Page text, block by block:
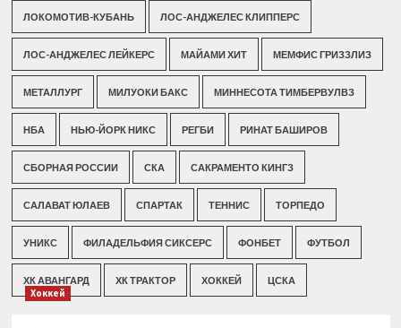
ЛОКОМОТИВ-КУБАНЬ ЛОС-АНДЖЕЛЕС КЛИППЕРС
ЛОС-АНДЖЕЛЕС ЛЕЙКЕРС МАЙАМИ ХИТ МЕМФИС ГРИЗЗЛИЗ
МЕТАЛЛУРГ МИЛУОКИ БАКС МИННЕСОТА ТИМБЕРВУЛВЗ
НБА НЬЮ-ЙОРК НИКС РЕГБИ РИНАТ БАШИРОВ
СБОРНАЯ РОССИИ СКА САКРАМЕНТО КИНГЗ
САЛАВАТ ЮЛАЕВ СПАРТАК ТЕННИС ТОРПЕДО
УНИКС ФИЛАДЕЛЬФИЯ СИКСЕРС ФОНБЕТ ФУТБОЛ
ХК АВАНГАРД ХК ТРАКТОР ХОККЕЙ ЦСКА
Хоккей